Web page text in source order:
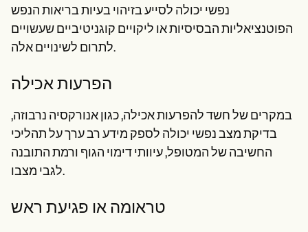
נפשי יכולה לסייע בזיהוי בעיות בריאות הנפש
הפוטנציאליות הבסיסיות או ליקויים קוגניטיביים שעשויים
לתרום לשינויים אלה.
הפרעות אכילה
במקרים של חשד להפרעות אכילה, כגון אנורקסיה נרבוזה,
בדיקת מצב נפשי יכולה לספק מידע רב ערך על תהליכי
החשיבה של המטופל, עיוותי דימוי הגוף ורמת התובנה
לגבי מצבו.
טראומה או פגיעת ראש